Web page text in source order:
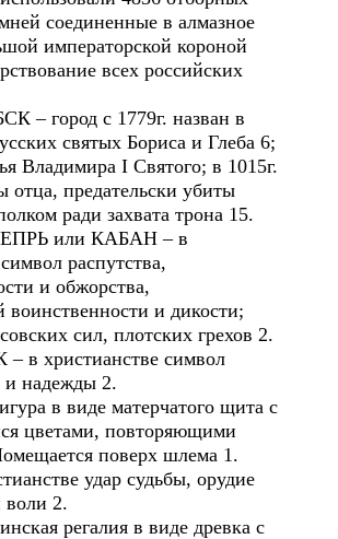
соединенные в алмазное
императорской короной
всех российских
– город с 1779г. назван в
святых Бориса и Глеба 6;
Владимира I Святого; в 1015г.
отца, предательски убиты
ради захвата трона 15.
или КАБАН – в
распутства,
и обжорства,
воинственности и дикости;
сил, плотских грехов 2.
христианстве символ
и надежды 2.
в виде матерчатого щита с
цветами, повторяющими
поверх шлема 1.
удар судьбы, орудие
воли 2.
регалия в виде древка с